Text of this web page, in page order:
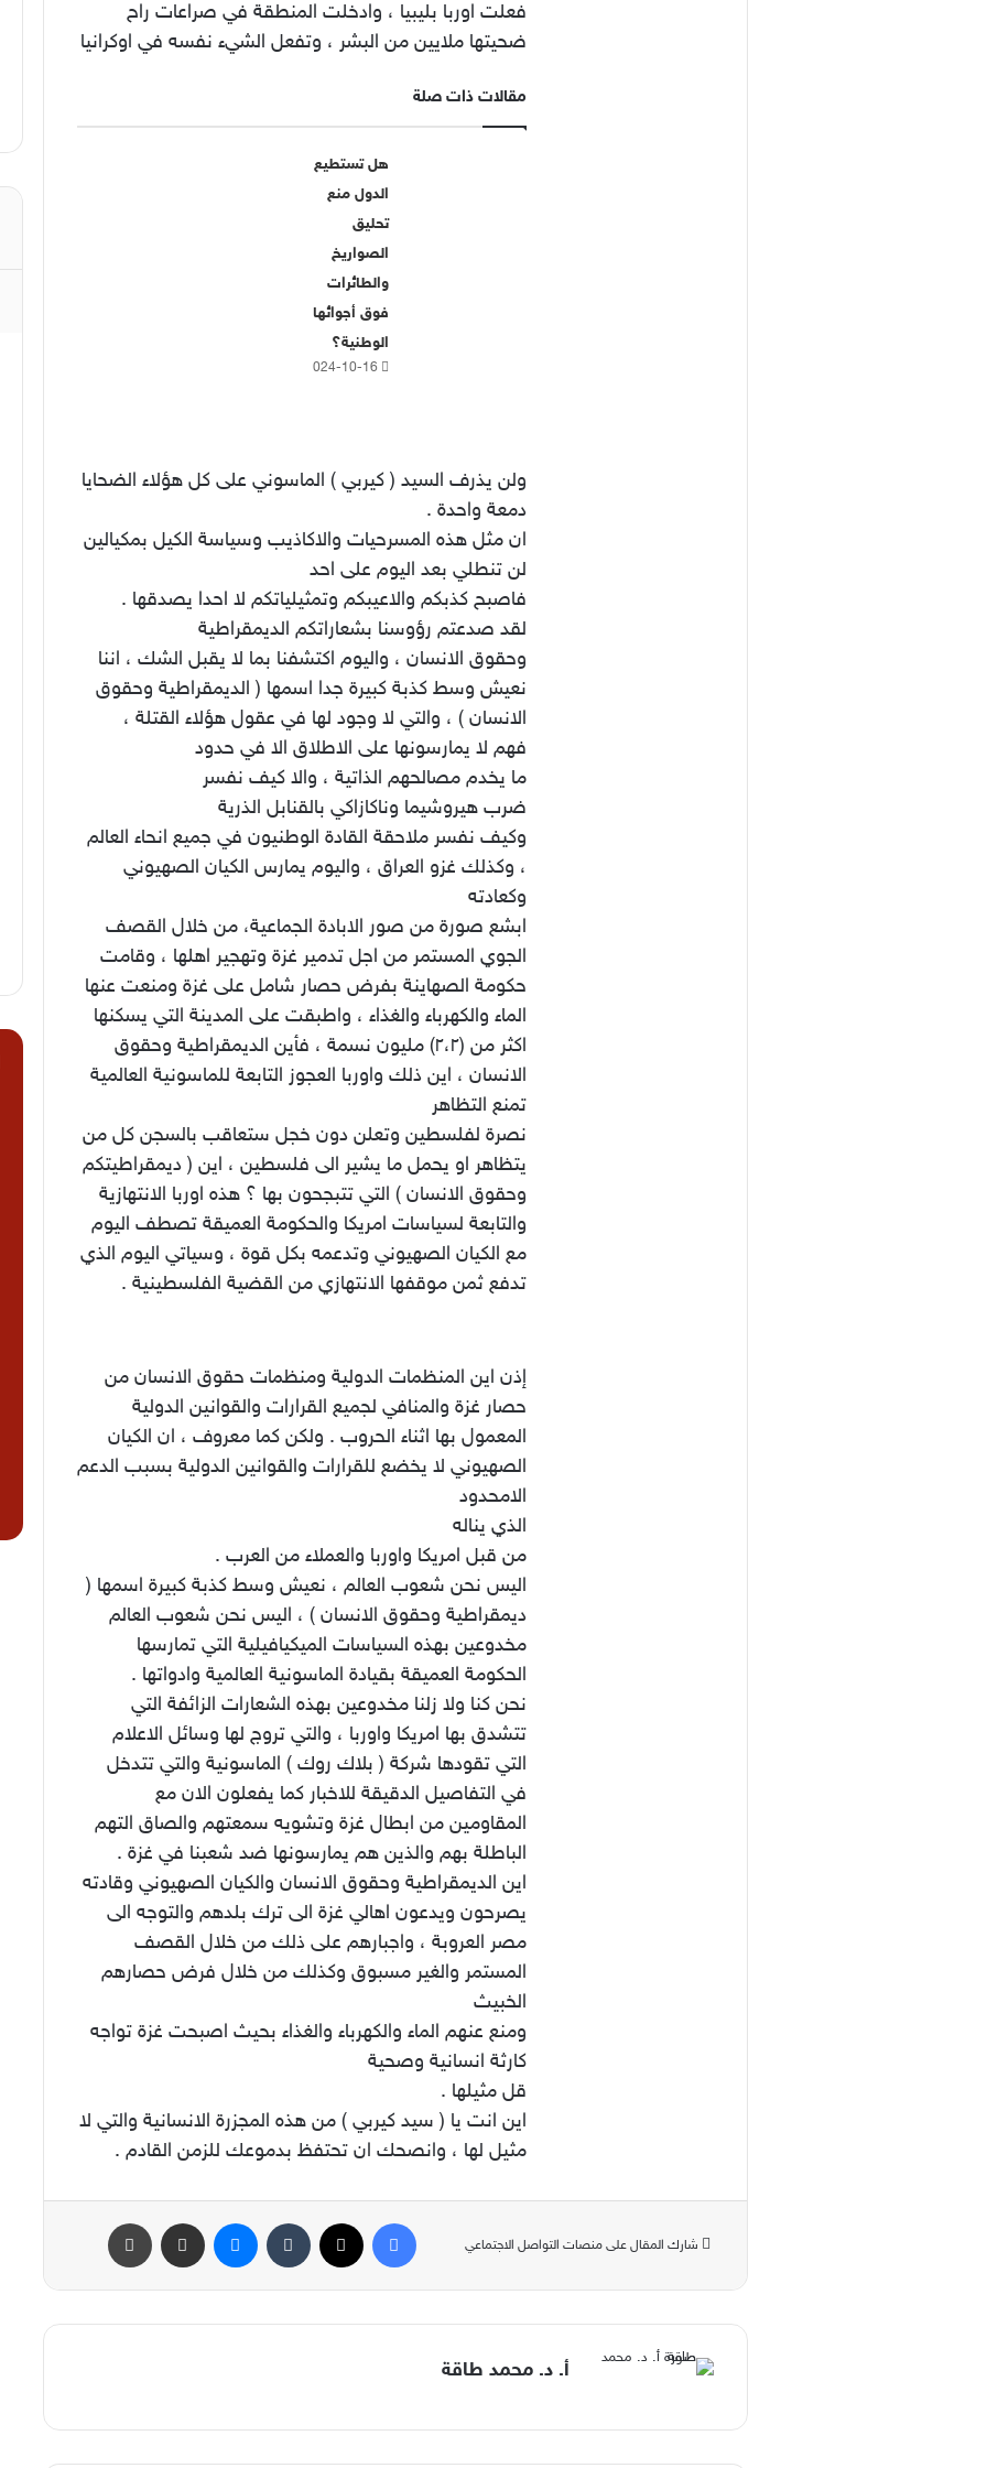
فعلت اوربا بليبيا ، وادخلت المنطقة في صراعات راح
ضحيتها ملايين من البشر ، وتفعل الشيء نفسه في اوكرانيا
مقالات ذات صلة
هل تستطيع
الدول منع
تحليق
الصواريخ
والطائرات
فوق أجوائها
الوطنية؟
2024-10-16
ولن يذرف السيد ( كيربي ) الماسوني على كل هؤلاء الضحايا
دمعة واحدة .
ان مثل هذه المسرحيات والاكاذيب وسياسة الكيل بمكيالين
لن تنطلي بعد اليوم على احد
فاصبح كذبكم والاعيبكم وتمثيلياتكم لا احدا يصدقها .
لقد صدعتم رؤوسنا بشعاراتكم الديمقراطية
وحقوق الانسان ، واليوم اكتشفنا بما لا يقبل الشك ، اننا
نعيش وسط كذبة كبيرة جدا اسمها ( الديمقراطية وحقوق
الانسان ) ، والتي لا وجود لها في عقول هؤلاء القتلة ،
فهم لا يمارسونها على الاطلاق الا في حدود
ما يخدم مصالحهم الذاتية ، والا كيف نفسر
ضرب هيروشيما وناكازاكي بالقنابل الذرية
وكيف نفسر ملاحقة القادة الوطنيون في جميع انحاء العالم
، وكذلك غزو العراق ، واليوم يمارس الكيان الصهيوني
وكعادته
ابشع صورة من صور الابادة الجماعية، من خلال القصف
الجوي المستمر من اجل تدمير غزة وتهجير اهلها ، وقامت
حكومة الصهاينة بفرض حصار شامل على غزة ومنعت عنها
الماء والكهرباء والغذاء ، واطبقت على المدينة التي يسكنها
اكثر من (٢،٢) مليون نسمة ، فأين الديمقراطية وحقوق
الانسان ، اين ذلك واوربا العجوز التابعة للماسونية العالمية
تمنع التظاهر
نصرة لفلسطين وتعلن دون خجل ستعاقب بالسجن كل من
يتظاهر او يحمل ما يشير الى فلسطين ، اين ( ديمقراطيتكم
وحقوق الانسان ) التي تتبجحون بها ؟ هذه اوربا الانتهازية
والتابعة لسياسات امريكا والحكومة العميقة تصطف اليوم
مع الكيان الصهيوني وتدعمه بكل قوة ، وسياتي اليوم الذي
تدفع ثمن موقفها الانتهازي من القضية الفلسطينية .
إذن اين المنظمات الدولية ومنظمات حقوق الانسان من
حصار غزة والمنافي لجميع القرارات والقوانين الدولية
المعمول بها اثناء الحروب . ولكن كما معروف ، ان الكيان
الصهيوني لا يخضع للقرارات والقوانين الدولية بسبب الدعم
الامحدود
الذي يناله
من قبل امريكا واوربا والعملاء من العرب .
اليس نحن شعوب العالم ، نعيش وسط كذبة كبيرة اسمها (
ديمقراطية وحقوق الانسان ) ، اليس نحن شعوب العالم
مخدوعين بهذه السياسات الميكيافيلية التي تمارسها
الحكومة العميقة بقيادة الماسونية العالمية وادواتها .
نحن كنا ولا زلنا مخدوعين بهذه الشعارات الزائفة التي
تتشدق بها امريكا واوربا ، والتي تروج لها وسائل الاعلام
التي تقودها شركة ( بلاك روك ) الماسونية والتي تتدخل
في التفاصيل الدقيقة للاخبار كما يفعلون الان مع
المقاومين من ابطال غزة وتشويه سمعتهم والصاق التهم
الباطلة بهم والذين هم يمارسونها ضد شعبنا في غزة .
اين الديمقراطية وحقوق الانسان والكيان الصهيوني وقادته
يصرحون ويدعون اهالي غزة الى ترك بلدهم والتوجه الى
مصر العروبة ، واجبارهم على ذلك من خلال القصف
المستمر والغير مسبوق وكذلك من خلال فرض حصارهم
الخبيث
ومنع عنهم الماء والكهرباء والغذاء بحيث اصبحت غزة تواجه
كارثة انسانية وصحية
قل مثيلها .
اين انت يا ( سيد كيربي ) من هذه المجزرة الانسانية والتي لا
مثيل لها ، وانصحك ان تحتفظ بدموعك للزمن القادم .
شارك المقال على منصات التواصل الاجتماعي
أ. د. محمد طاقة